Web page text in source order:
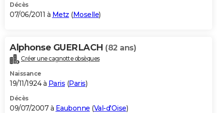
Décès
07/06/2011 à Metz (Moselle)
Alphonse GUERLACH (82 ans)
Créer une cagnotte obsèques
Naissance
19/11/1924 à Paris (Paris)
Décès
09/07/2007 à Eaubonne (Val-d'Oise)